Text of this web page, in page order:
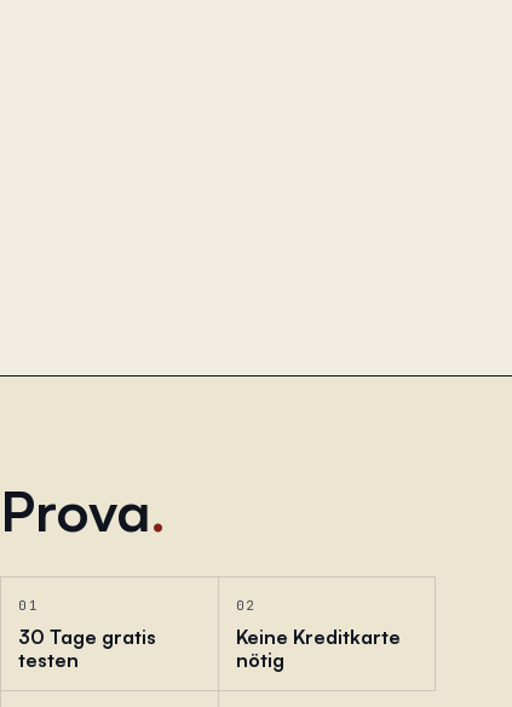
Prova.
01
30 Tage gratis
testen
02
Keine Kreditkarte
nötig